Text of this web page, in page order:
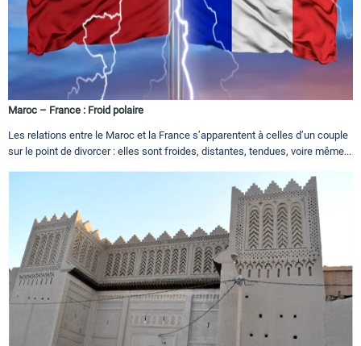
Maroc – France : Froid polaire
Les relations entre le Maroc et la France s’apparentent à celles d’un couple
sur le point de divorcer : elles sont froides, distantes, tendues, voire même...